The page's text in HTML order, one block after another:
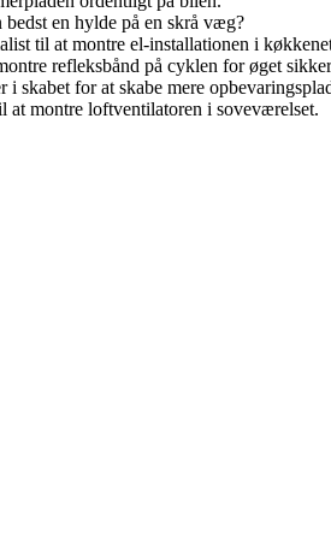
en hylde på en skrå væg?
til at montre el-installationen i
refleksbånd på cyklen for øget
i skabet for at skabe mere
at montre loftventilatoren i soveværelset.